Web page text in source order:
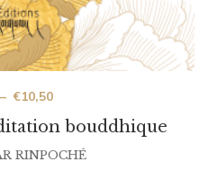
bouddhique
– €10,50
RINPOCHÉ